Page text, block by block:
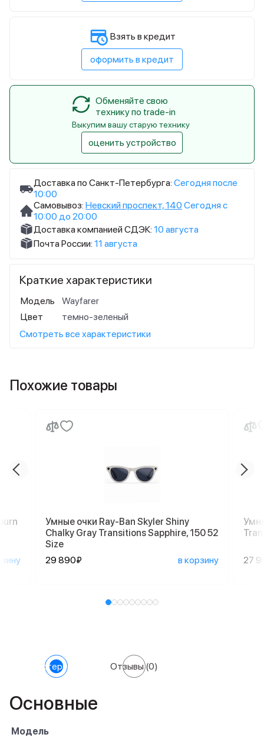
Доставка по Санкт-Петербурга: Сегодня после
10:00
Самовывоз: Невский проспект, 140 Сегодня с
10:00 до 20:00
Доставка компанией СДЭК: 10 августа
Почта России: 11 августа
Краткие характеристики
Модель
Wayfarer
Цвет
темно-зеленый
Смотреть все характеристики
Взять в кредит
оформить в кредит
Обменяйте свою
технику по trade-in
Выкупим вашу старую технику
оценить устройство
Похожие товары
Умные очки Ray-Ban Skyler Shiny
Chalky Gray Transitions Sapphire, 150 52
Size
29 890₽
в корзину 27
Характеристики Отзывы(0)
Основные
Модель